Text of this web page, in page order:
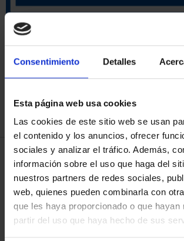
Consentimiento Detalles
Esta página web usa cookies
Las cookies de este sitio web se usan
el contenido y los anuncios, ofrecer
sociales y analizar el tráfico. Además,
información sobre el uso que haga del
nuestros partners de redes sociales,
web, quienes pueden combinarla con
que les haya proporcionado o que hayan
partir del uso que haya hecho de sus
REFINAR
4 Productos encontrados